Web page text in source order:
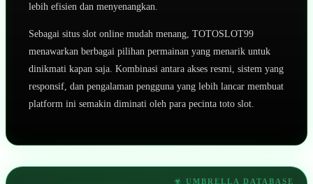
lebih efisien dan menyenangkan.
Sebagai situs slot online mudah menang, TOTOSLOT99
menawarkan berbagai pilihan permainan yang menarik untuk
dinikmati kapan saja. Kombinasi antara akses resmi, sistem yang
responsif, dan pengalaman pengguna yang lebih lancar membuat
platform ini semakin diminati oleh para pecinta toto slot.